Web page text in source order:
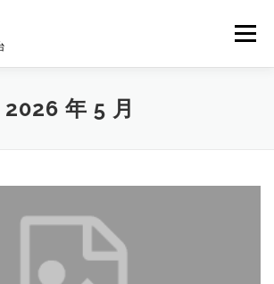
Menu
报价每日更新 二手手机
2026 年 5 月